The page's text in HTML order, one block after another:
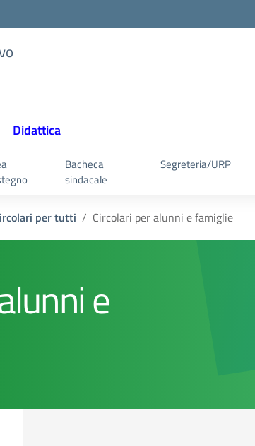
Didattica
Bacheca
sindacale
Segreteria/URP
per tutti Circolari per alunni e famiglie
e